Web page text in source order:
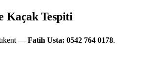
Kaçak Tespiti
— Fatih Usta: 0542 764 0178.